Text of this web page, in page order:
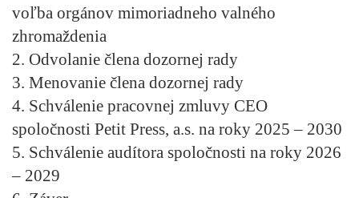
voľba orgánov mimoriadneho valného
zhromaždenia
2. Odvolanie člena dozornej rady
3. Menovanie člena dozornej rady
4. Schválenie pracovnej zmluvy CEO
spoločnosti Petit Press, a.s. na roky 2025 – 2030
5. Schválenie audítora spoločnosti na roky 2026
– 2029